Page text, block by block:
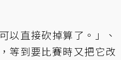
以直接砍掉算了。」、
等到要比賽時又把它改